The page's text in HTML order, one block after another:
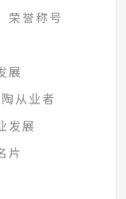
荣誉称号
展
从业者
发展
片